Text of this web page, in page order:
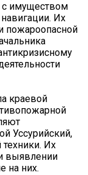
имуществом
Их
пожароопасной
краевой
Уссурийский,
Их
выявлении
на них.